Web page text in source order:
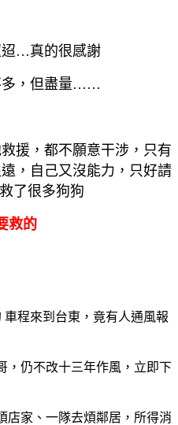
迢…真的很感謝
多，但盡量……
援，都不願意干涉，只有
，自己又沒能力，只好請
了很多狗狗
救的
程來到台東，竟有人通風報
，仍不改十三年作風，立即下
店家、一隊去煩鄰居，所得消